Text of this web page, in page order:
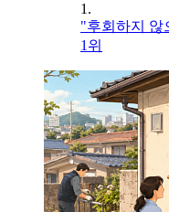
1.
"후회하지 않
1위